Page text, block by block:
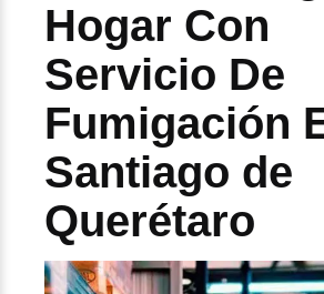
Hogar Con
Servicio De
Fumigación
Santiago de
Querétaro